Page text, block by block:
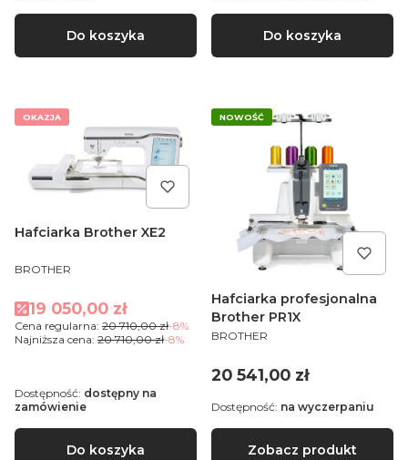
Do koszyka Do koszyka
OKAZJA
Hafciarka Brother XE2
PRODUCENT
BROTHER
Cena promocyjna
19 050,00 zł
Cena regularna: 20 710,00 zł-8%
Najniższa cena: 20 710,00 zł-8%
Do koszyka
Dostępność: dostępny na
zamówienie
NOWOŚĆ
Hafciarka profesjonalna
Brother PR1X
PRODUCENT
BROTHER
Cena
20 541,00 zł
Zobacz produkt
Dostępność: na wyczerpaniu